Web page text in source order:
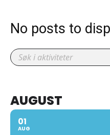
No posts to
AUGUST
01
AUG